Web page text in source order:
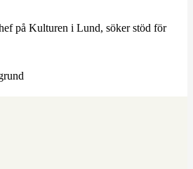
på Kulturen i Lund, söker stöd för